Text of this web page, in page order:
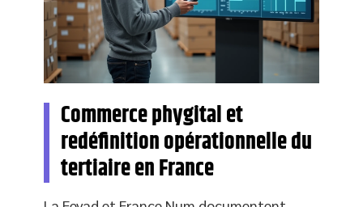
Commerce phygital et
redéfinition opérationnelle du
tertiaire en France